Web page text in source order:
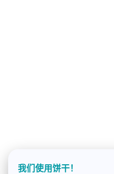
我们使用饼干！